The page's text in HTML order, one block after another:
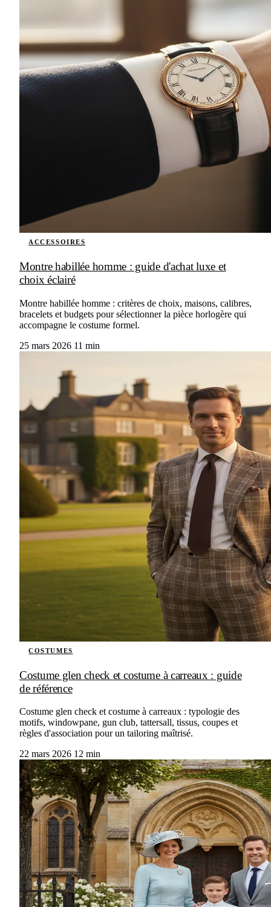
ACCESSOIRES
Montre habillée homme : guide d'achat luxe et
choix éclairé
Montre habillée homme : critères de choix, maisons, calibres,
bracelets et budgets pour sélectionner la pièce horlogère qui
accompagne le costume formel.
25 mars 2026 11 min
COSTUMES
Costume glen check et costume à carreaux : guide
de référence
Costume glen check et costume à carreaux : typologie des
motifs, windowpane, gun club, tattersall, tissus, coupes et
règles d'association pour un tailoring maîtrisé.
22 mars 2026 12 min